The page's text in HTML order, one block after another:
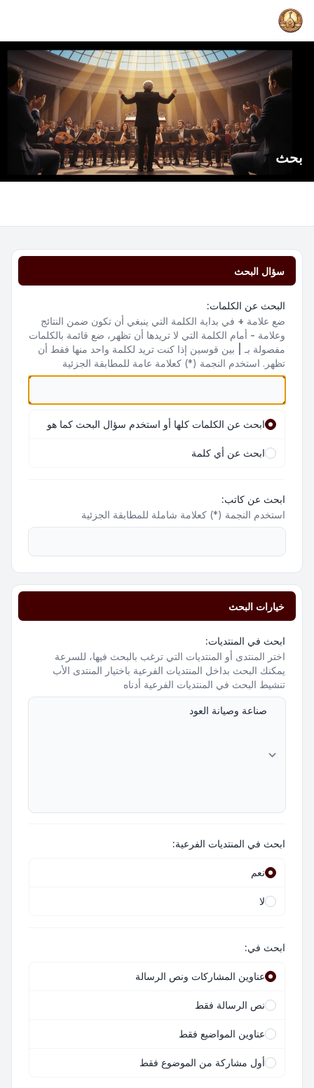
بحث
سؤال البحث
البحث عن الكلمات:
ضع علامة + في بداية الكلمة التي ينبغي أن تكون ضمن النتائج
وعلامة - أمام الكلمة التي لا تريدها أن تظهر، ضع قائمة بالكلمات
مفصولة بـ
بين قوسين إذا كنت تريد لكلمة واحد منها فقط أن
تظهر. استخدم النجمة (*) كعلامة عامة للمطابقة الجزئية
ابحث عن الكلمات كلها أو استخدم سؤال البحث كما هو
ابحث عن أي كلمة
ابحث عن كاتب:
استخدم النجمة (*) كعلامة شاملة للمطابقة الجزئية
خيارات البحث
ابحث في المنتديات:
اختر المنتدى أو المنتديات التي ترغب بالبحث فيها، للسرعة
يمكنك البحث بداخل المنتديات الفرعية باختيار المنتدى الأب
تنشيط البحث في المنتديات الفرعية أدناه
ابحث في المنتديات الفرعية:
نعم
لا
ابحث في:
عناوين المشاركات ونص الرسالة
نص الرسالة فقط
عناوين المواضيع فقط
أول مشاركة من الموضوع فقط